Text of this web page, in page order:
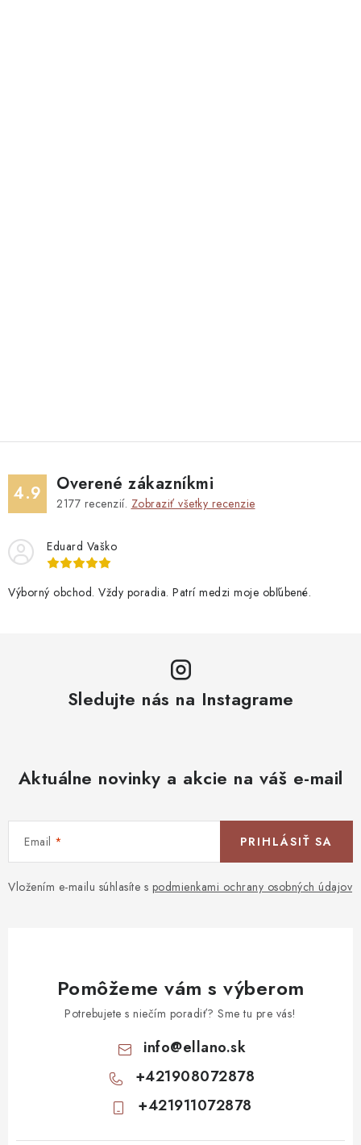
4.9 Overené zákazníkmi
2177 recenzií. Zobraziť všetky recenzie
Eduard Vaško
Výborný obchod. Vždy poradia. Patrí medzi moje obľúbené.
Sledujte nás na Instagrame
Aktuálne novinky a akcie na váš e-mail
Email
Vložením e-mailu súhlasíte s podmienkami ochrany osobných údajov
PRIHLÁSIŤ SA
Pomôžeme vám s výberom
Potrebujete s niečím poradiť? Sme tu pre vás!
info@ellano.sk
+421908072878
+421911072878